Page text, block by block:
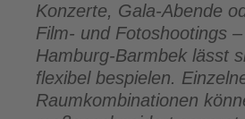
Konzerte, Gala-Abende
Film- und Fotoshootings
Hamburg-Barmbek lässt
flexibel bespielen.
Raumkombinationen